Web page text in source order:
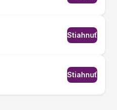
Stiahnuť
Stiahnuť